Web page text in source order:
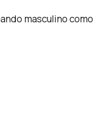
masculino como